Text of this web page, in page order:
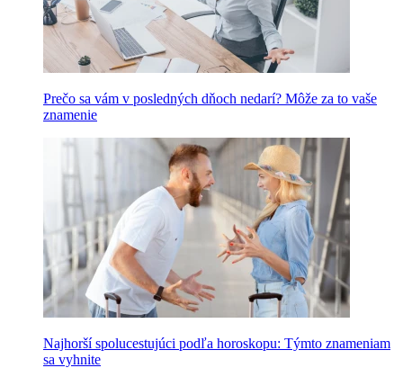
Prečo sa vám v posledných dňoch nedarí? Môže za to vaše
znamenie
Najhorší spolucestujúci podľa horoskopu: Týmto znameniam
sa vyhnite